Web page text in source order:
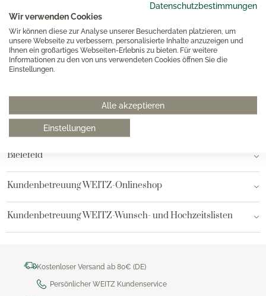
Datenschutzbestimmungen
Wir verwenden Cookies
Wir können diese zur Analyse unserer Besucherdaten platzieren, um
unsere Webseite zu verbessern, personalisierte Inhalte anzuzeigen und
Ihnen ein großartiges Webseiten-Erlebnis zu bieten. Für weitere
Informationen zu den von uns verwendeten Cookies öffnen Sie die
Einstellungen.
Alle akzeptieren
Einstellungen
Unsere Häuser
Hannover
Hamburg am Neuen Wall
Hamburg AEZ
Bielefeld
Kundenbetreuung WEITZ-Onlineshop
Kundenbetreuung WEITZ-Wunsch- und Hochzeitslisten
Kostenloser Versand ab 80€ (DE)
Persönlicher WEITZ Kundenservice